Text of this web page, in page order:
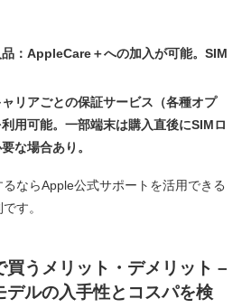
：AppleCare＋への加入が可能。SIM
リアごとの保証サービス（各種オプ
用可能。一部端末は購入直後にSIMロ
な場合あり。
ならApple公式サポートを活用できる
す。
買うメリット・デメリット –
デルの入手性とコスパを検